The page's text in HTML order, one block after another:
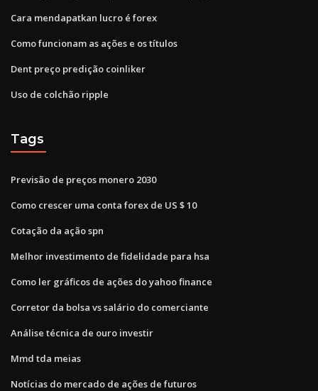
Cara mendapatkan lucro é forex
Como funcionam as ações e os títulos
Dent preço predição coinliker
Uso de colchão ripple
Tags
Previsão de preços monero 2030
Como crescer uma conta forex de US $ 10
Cotação da ação spn
Melhor investimento de fidelidade para hsa
Como ler gráficos de ações do yahoo finance
Corretor da bolsa vs salário do comerciante
Análise técnica de ouro investir
Mmd tda meias
Notícias do mercado de ações de futuros